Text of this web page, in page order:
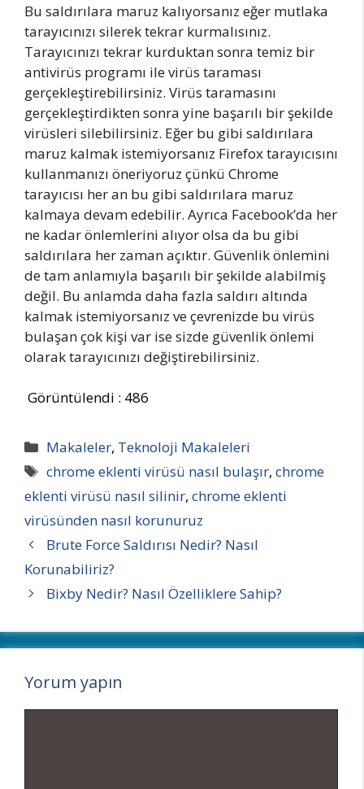
Bu saldırılara maruz kalıyorsanız eğer mutlaka
tarayıcınızı silerek tekrar kurmalısınız.
Tarayıcınızı tekrar kurduktan sonra temiz bir
antivirüs programı ile virüs taraması
gerçekleştirebilirsiniz. Virüs taramasını
gerçekleştirdikten sonra yine başarılı bir şekilde
virüsleri silebilirsiniz. Eğer bu gibi saldırılara
maruz kalmak istemiyorsanız Firefox tarayıcısını
kullanmanızı öneriyoruz çünkü Chrome
tarayıcısı her an bu gibi saldırılara maruz
kalmaya devam edebilir. Ayrıca Facebook’da her
ne kadar önlemlerini alıyor olsa da bu gibi
saldırılara her zaman açıktır. Güvenlik önlemini
de tam anlamıyla başarılı bir şekilde alabilmiş
değil. Bu anlamda daha fazla saldırı altında
kalmak istemiyorsanız ve çevrenizde bu virüs
bulaşan çok kişi var ise sizde güvenlik önlemi
olarak tarayıcınızı değiştirebilirsiniz.
Görüntülendi : 486
Kategoriler
Makaleler, Teknoloji Makaleleri
Etiketler
chrome eklenti virüsü nasıl bulaşır,chrome
eklenti virüsü nasıl silinir, chrome eklenti
virüsünden nasıl korunuruz
Brute Force Saldırısı Nedir? Nasıl
Korunabiliriz?
Bixby Nedir? Nasıl Özelliklere Sahip?
Yorum yapın